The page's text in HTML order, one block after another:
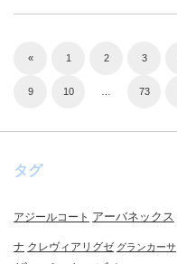
« 1 2 3
9 10 73
タグ
アジールコート アーバネックス
ナ クレヴィアリグゼ グランカーサ